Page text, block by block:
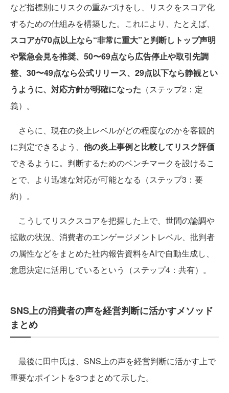
など指標別にリスクの重みづけをし、リスクをスコア化
するための仕組みを構築した。これにより、たとえば、
スコアが70点以上なら“非常に重大”と判断しトップ声明
や緊急会見を推奨、50〜69点なら広告停止や取引先調
整、30〜49点なら公式リリース、29点以下なら静観とい
うように、対応方針が明確になった （ステップ2：定
義）。
さらに、現在の炎上レベルがどの程度なのかを客観的
に判定できるよう、 他の炎上事例と比較してリスク評価
できるように。判断するためのベンチマークを設けるこ
とで、より迅速な対応が可能となる（ステップ3：要
約）。
こうしてリスクスコアを把握した上で、世間の論調や
拡散の状況、消費者のエンゲージメントレベル、批判者
の属性などをまとめた社内報告資料をAIで自動生成し、
意思決定に活用しているという（ステップ4：共有）。
SNS上の消費者の声を経営判断に活かすメソッド
まとめ
最後に田中氏は、SNS上の声を経営判断に活かす上で
重要なポイントを3つまとめて示した。